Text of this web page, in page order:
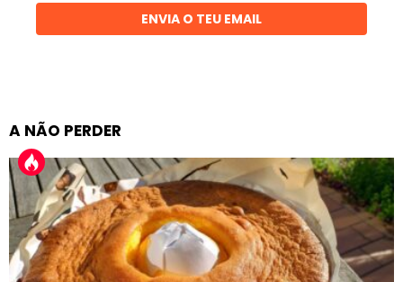
ENVIA O TEU EMAIL
A NÃO PERDER